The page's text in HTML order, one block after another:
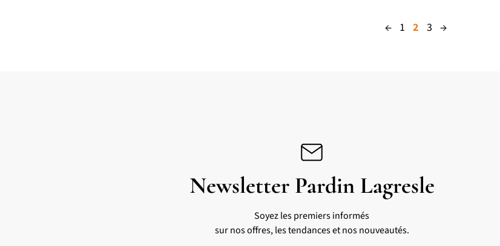
← 1 2 3 →
Newsletter Pardin Lagresle
Soyez les premiers informés
sur nos offres, les tendances et nos nouveautés.